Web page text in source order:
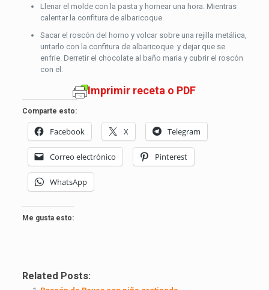
Llenar el molde con la pasta y hornear una hora. Mientras
calentar la confitura de albaricoque.
Sacar el roscón del horno y volcar sobre una rejilla metálica,
untarlo con la confitura de albaricoque y dejar que se
enfrie. Derretir el chocolate al baño maria y cubrir el roscón
con el.
Imprimir receta o PDF
Comparte esto:
Facebook X Telegram
Correo electrónico Pinterest
WhatsApp
Me gusta esto:
Related Posts: